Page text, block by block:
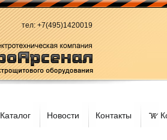
тел: +7(495)1420019
Каталог Новости Контакты